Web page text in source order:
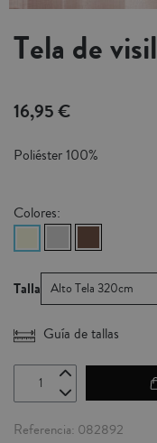
Tela de
16,95 €
Poliéster 100%
Colores:
Talla Alto Tela 320cm
Guía de tallas
Referencia 082892